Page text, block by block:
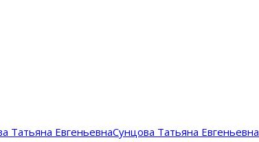
Сунцова Татьяна Евгеньевна